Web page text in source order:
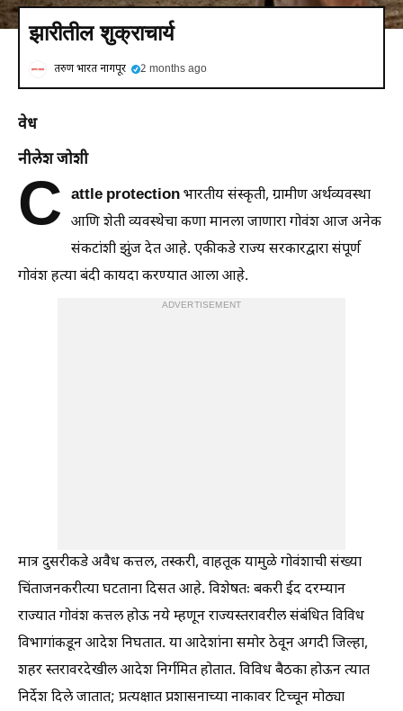
झारीतील शुक्राचार्य
तरुण भारत नागपूर 2 months ago
वेध
नीलेश जोशी
C attle protectionभारतीय संस्कृती, ग्रामीण अर्थव्यवस्था
आणि शेती व्यवस्थेचा कणा मानला जाणारा गोवंश आज अनेक
संकटांशी झुंज देत आहे. एकीकडे राज्य सरकारद्वारा संपूर्ण
गोवंश हत्या बंदी कायदा करण्यात आला आहे.
ADVERTISEMENT
मात्र दुसरीकडे अवैध कत्तल, तस्करी, वाहतूक यामुळे गोवंशाची संख्या
चिंताजनकरीत्या घटताना दिसत आहे. विशेषतः बकरी ईद दरम्यान
राज्यात गोवंश कत्तल होऊ नये म्हणून राज्यस्तरावरील संबंधित विविध
विभागांकडून आदेश निघतात. या आदेशांना समोर ठेवून अगदी जिल्हा,
शहर स्तरावरदेखील आदेश निर्गमित होतात. विविध बैठका होऊन त्यात
निर्देश दिले जातात; प्रत्यक्षात प्रशासनाच्या नाकावर टिच्चून मोठ्या